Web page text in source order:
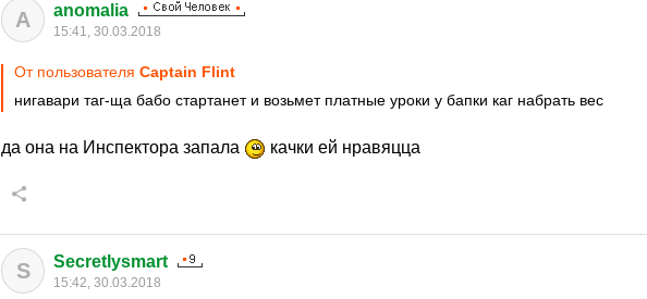
A anomalia
15:41, 30.03.2018
От пользователя Captain Flint
нигавари таг-ща бабо стартанет и возьмет платные уроки у бапки каг набрать вес
да она на Инспектора запала качки ей нравяцца
S Secretlysmart
15:42, 30.03.2018